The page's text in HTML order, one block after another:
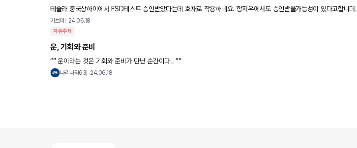
테슬라 중국상하이에서 FSD테스트 승인받았다는데 호재로 작용하네요. 항저우에서도 승인받을가능성이 있다고합니더.
기브미 24.06.18
자유주제
운, 기회와 준비
“” 운이라는 것은 기회와 준비가 만난 순간이다.. “”
나리나라63 24.06.18